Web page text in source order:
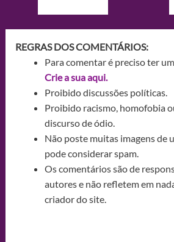
REGRAS DOS COMENTÁRIOS:
Para comentar é preciso ter
Crie a sua aqui.
Proibido discussões políticas.
Proibido racismo, homofobia
discurso de ódio.
Não poste muitas imagens de
pode considerar spam.
Os comentários são de
autores e não refletem em
criador do site.